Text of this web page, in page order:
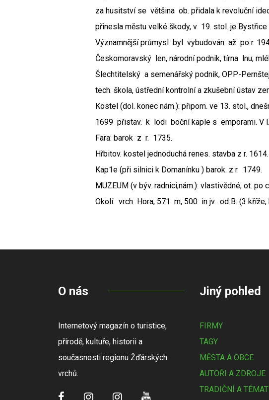
za husitství se většina ob. přidala k revoluční
přinesla městu velké škody, v 19. stol. je
Významnější průmysl byl vybudován až po r.
Českomoravský len, národní podnik, tírna lnu;
Šlechtitelský a semenářský podnik, OPP-
tech. škola, ústřední kontrolní a zkušební ústav
Kostel (dol. konec nám.): připom. ve 13. stol.,
1699 přistav. k lodi boční kaple s emporami. V
Fara: barok z r. 1735.
Hřbitov. kostel jednoduchá renes. stavba z r.
Kap1e (při silnici k Domanínku ) barok. z r. 1749.
MUZEUM (v býv. radnici,nám.): vlastivědné, ot. po
Okolí: vrch Hora, 571 m, 500 in jv. od B. (3 kříže,
O nás
Internetový magazín o turistice,
přírodě, kultuře, historii a
současnosti regionu Žďárských
vrchů.
Jiný pohled
FIRMY
TAGY
MĚSTA A OBCE
AUTOŘI A ZDROJE
TRADIČNÍ A